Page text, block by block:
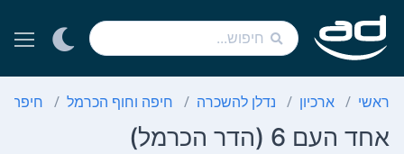
ראשי ארכיון נדלן להשכרה חיפה וחוף הכרמל חיפה
אחד העם 6 (הדר הכרמל)